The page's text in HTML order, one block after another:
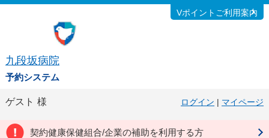
九段坂病院
予約システム
Vポイントご利用案内
ゲスト 様 ログイン | マイページ
契約健康保健組合/企業の補助を利用する方